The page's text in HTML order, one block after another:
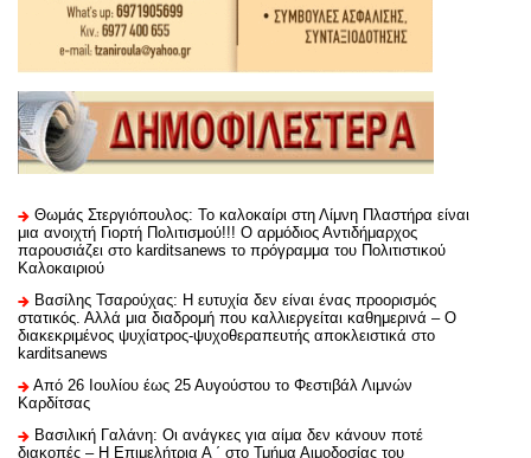
Θωμάς Στεργιόπουλος: Το καλοκαίρι στη Λίμνη Πλαστήρα είναι
μια ανοιχτή Γιορτή Πολιτισμού!!! Ο αρμόδιος Αντιδήμαρχος
παρουσιάζει στο karditsanews το πρόγραμμα του Πολιτιστικού
Καλοκαιριού
Βασίλης Τσαρούχας: Η ευτυχία δεν είναι ένας προορισμός
στατικός. Αλλά μια διαδρομή που καλλιεργείται καθημερινά – Ο
διακεκριμένος ψυχίατρος-ψυχοθεραπευτής αποκλειστικά στο
karditsanews
Από 26 Ιουλίου έως 25 Αυγούστου το Φεστιβάλ Λιμνών
Καρδίτσας
Βασιλική Γαλάνη: Οι ανάγκες για αίμα δεν κάνουν ποτέ
διακοπές – Η Επιμελήτρια Α ΄ στο Τμήμα Αιμοδοσίας του